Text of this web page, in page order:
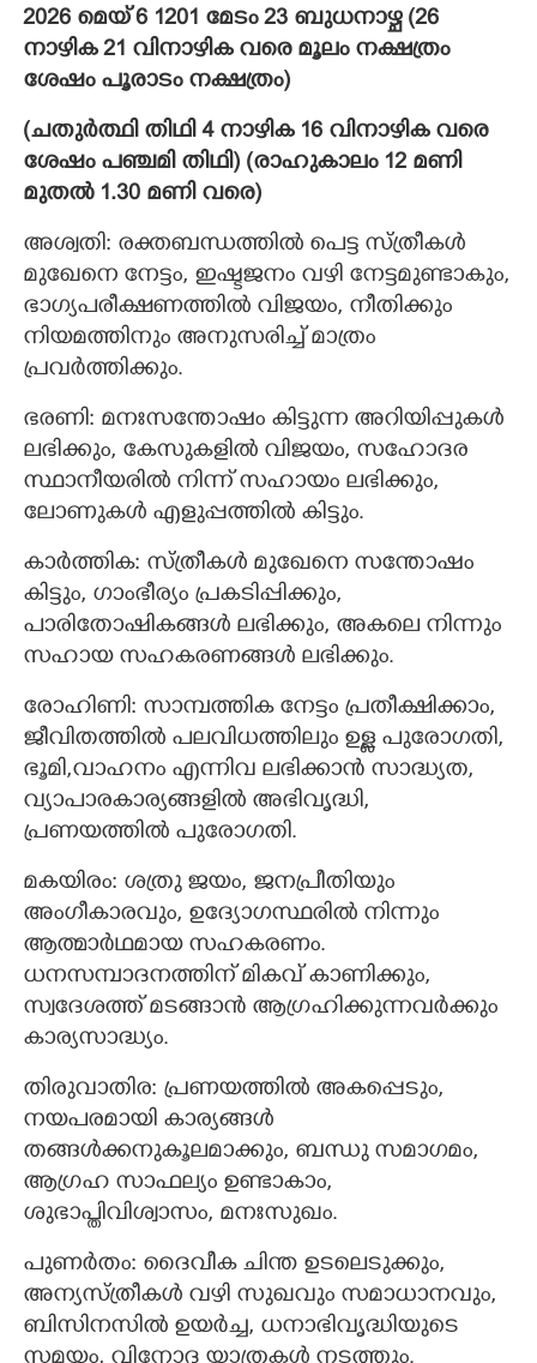
CONTACT US
2026 മെയ് 6 1201 മേടം 23 ബുധനാഴ്ച (26
നാഴിക 21 വിനാഴിക വരെ മൂലം നക്ഷത്രം
ശേഷം പൂരാടം നക്ഷത്രം)
(ചതുർത്ഥി തിഥി 4 നാഴിക 16 വിനാഴിക വരെ
ശേഷം പഞ്ചമി തിഥി) (രാഹുകാലം 12 മണി
മുതൽ 1.30 മണി വരെ)
അശ്വതി: രക്തബന്ധത്തിൽ പെട്ട സ്ത്രീകൾ
മുഖേനെ നേട്ടം, ഇഷ്ടജനം വഴി നേട്ടമുണ്ടാകും,
ഭാഗ്യപരീക്ഷണത്തിൽ വിജയം, നീതിക്കും
നിയമത്തിനും അനുസരിച്ച് മാത്രം
പ്രവർത്തിക്കും.
ഭരണി: മനഃസന്തോഷം കിട്ടുന്ന അറിയിപ്പുകൾ
ലഭിക്കും, കേസുകളിൽ വിജയം, സഹോദര
സ്ഥാനീയരിൽ നിന്ന് സഹായം ലഭിക്കും,
ലോണുകൾ എളുപ്പത്തിൽ കിട്ടും.
കാർത്തിക: സ്ത്രീകൾ മുഖേനെ സന്തോഷം
കിട്ടും, ഗാംഭീര്യം പ്രകടിപ്പിക്കും,
പാരിതോഷികങ്ങൾ ലഭിക്കും, അകലെ നിന്നും
സഹായ സഹകരണങ്ങൾ ലഭിക്കും.
രോഹിണി: സാമ്പത്തിക നേട്ടം പ്രതീക്ഷിക്കാം,
ജീവിതത്തിൽ പലവിധത്തിലും ഉള്ള പുരോഗതി,
ഭൂമി,വാഹനം എന്നിവ ലഭിക്കാൻ സാദ്ധ്യത,
വ്യാപാരകാര്യങ്ങളിൽ അഭിവൃദ്ധി,
പ്രണയത്തിൽ പുരോഗതി.
മകയിരം: ശത്രു ജയം, ജനപ്രീതിയും
അംഗീകാരവും, ഉദ്യോഗസ്ഥരിൽ നിന്നും
ആത്മാർഥമായ സഹകരണം.
ധനസമ്പാദനത്തിന് മികവ് കാണിക്കും,
സ്വദേശത്ത് മടങ്ങാൻ ആഗ്രഹിക്കുന്നവർക്കും
കാര്യസാദ്ധ്യം.
തിരുവാതിര: പ്രണയത്തിൽ അകപ്പെടും,
നയപരമായി കാര്യങ്ങൾ
തങ്ങൾക്കനുകൂലമാക്കും, ബന്ധു സമാഗമം,
ആഗ്രഹ സാഫല്യം ഉണ്ടാകാം,
ശുഭാപ്തിവിശ്വാസം, മനഃസുഖം.
പുണർതം: ദൈവീക ചിന്ത ഉടലെടുക്കും,
അന്യസ്ത്രീകൾ വഴി സുഖവും സമാധാനവും,
ബിസിനസിൽ ഉയർച്ച, ധനാഭിവൃദ്ധിയുടെ